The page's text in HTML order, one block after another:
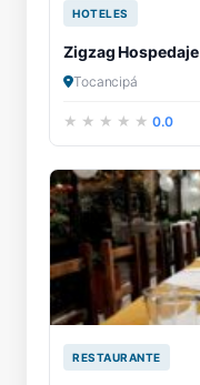
HOTELES
Zigzag Hospedaje
Tocancipá
0.0
RESTAURANTE